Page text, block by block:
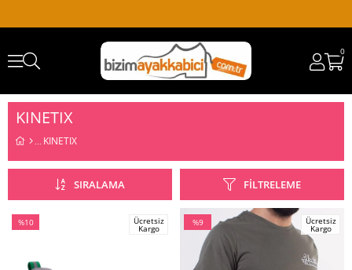
0
KINETIX
KINETIX
FILTRELEME
SIRALAMA
%10
Ücretsiz
Kargo
%9
İndirim
%9İndirim
Ücretsiz
Kargo